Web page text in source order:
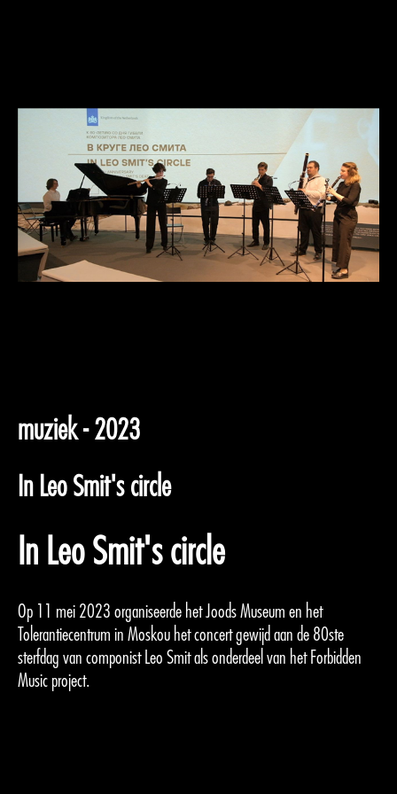
muziek - 2023
In Leo Smit's circle
In Leo Smit's circle
Op 11 mei 2023 organiseerde het Joods Museum en het
Tolerantiecentrum in Moskou het concert gewijd aan de 80ste
sterfdag van componist Leo Smit als onderdeel van het Forbidden
Music project.